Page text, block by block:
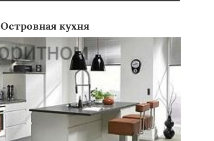
Островная кухня